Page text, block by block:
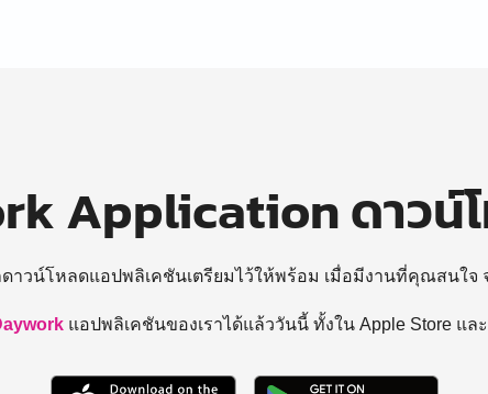
Application ดาวน์
าวน์โหลดแอปพลิเคชันเตรียมไว้ให้พร้อม เมื่อมีงานที่คุณสนใจ
แอปพลิเคชันของเราได้แล้ววันนี้ ทั้งใน Apple Store แล